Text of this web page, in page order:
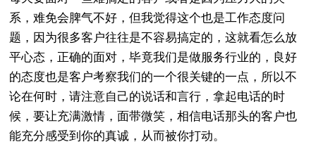
系，难免会脾气不好，但我觉得这个也是工作态度问
题，因为很多客户往往是不容易搞定的，这就看怎么放
平心态，正确的面对，毕竟我们是做服务行业的，良好
的态度也是客户考察我们的一个很关键的一点，所以不
论在何时，请注意自己的说话和言行，拿起电话的时
候，要让充满激情，面带微笑，相信电话那头的客户也
能充分感受到你的真诚，从而被你打动。